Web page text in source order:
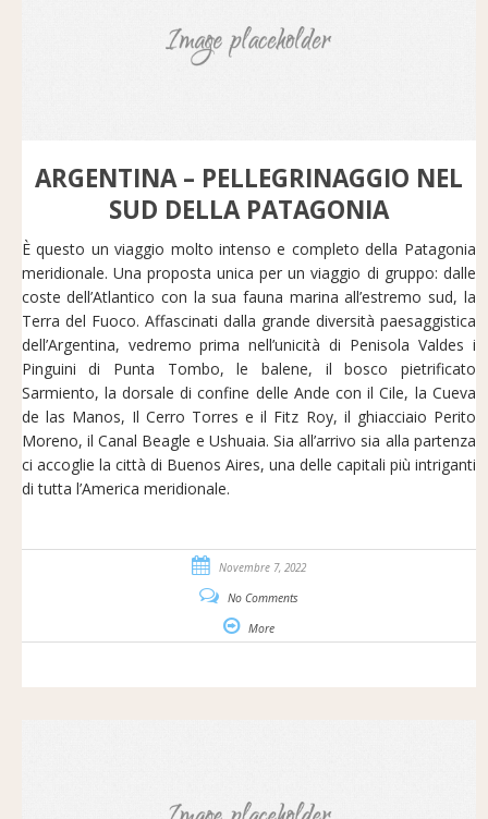
ARGENTINA – PELLEGRINAGGIO NEL
SUD DELLA PATAGONIA
È questo un viaggio molto intenso e completo della Patagonia
meridionale. Una proposta unica per un viaggio di gruppo: dalle
coste dell’Atlantico con la sua fauna marina all’estremo sud, la
Terra del Fuoco. Affascinati dalla grande diversità paesaggistica
dell’Argentina, vedremo prima nell’unicità di Penisola Valdes i
Pinguini di Punta Tombo, le balene, il bosco pietrificato
Sarmiento, la dorsale di confine delle Ande con il Cile, la Cueva
de las Manos, Il Cerro Torres e il Fitz Roy, il ghiacciaio Perito
Moreno, il Canal Beagle e Ushuaia. Sia all’arrivo sia alla partenza
ci accoglie la città di Buenos Aires, una delle capitali più intriganti
di tutta l’America meridionale.
Novembre 7, 2022
No Comments
More